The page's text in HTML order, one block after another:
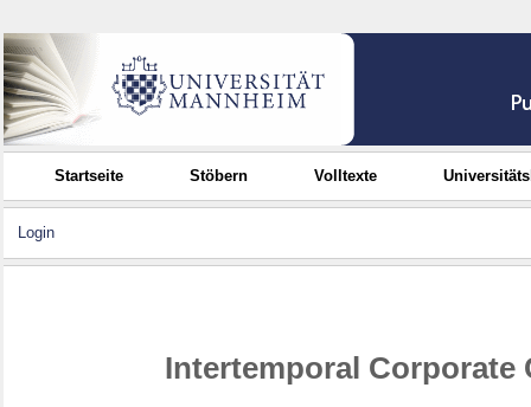
Startseite Stöbern Volltexte
Login
Intertemporal Corporate